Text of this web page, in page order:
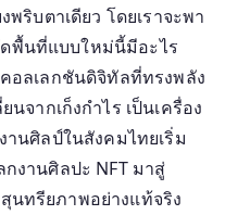
พริบตาเดียว โดยเราจะพา
พื้นที่แบบใหม่นี้มีอะไร
อลเลกชันดิจิทัลที่ทรงพลัง
จากเก็งกำไร เป็นเครื่อง
นศิลป์ในสังคมไทยเริ่ม
กงานศิลปะ NFT มาสู่
ทรียภาพอย่างแท้จริง